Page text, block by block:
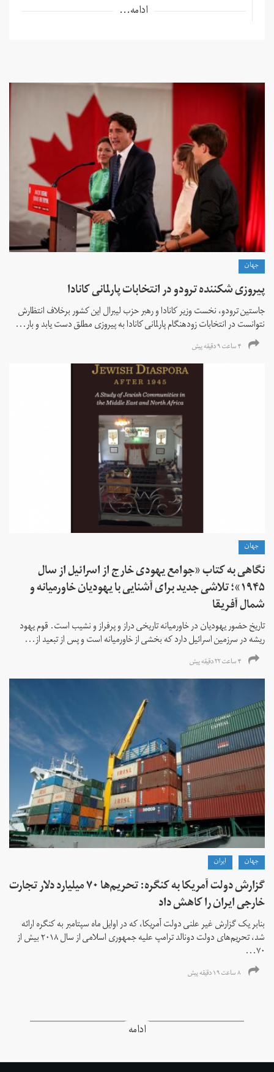
ادامه...
جهان
پیروزی شکننده ترودو در انتخابات پارلمانی کانادا
جاستین ترودو، نخست وزیر کانادا و رهبر حزب لیبرال این کشور برخلاف انتظارش
نتوانست در انتخابات زود‌هنگام پارلمانی کانادا به پیروزی مطلق دست یابد و بار...
۴ ساعت ۹ دقیقه پیش
جهان
نگاهی به کتاب «جوامع یهودی خارج از اسرائیل از سال
۱۹۴۵»؛ تلاشی جدید برای آشنایی با یهودیان خاورمیانه و
شمال آفریقا
تاریخ حضور یهودیان در خاورمیانه تاریخی دراز و پرفراز و نشیب است. قوم یهود
ریشه در سرزمین اسرائیل دارد که بخشی از خاورمیانه است و پس از تبعید از...
۴ ساعت ۲۲ دقیقه پیش
جهان ايران
گزارش دولت آمریکا به کنگره: تحریم‌ها ۷۰ میلیارد دلار تجارت
خارجی ایران را کاهش داد
بنابر یک گزارش غیر علنی دولت آمریکا، که در اوایل ماه سپتامبر به کنگره ارائه
شد، تحریم‌های دولت دونالد ترامپ علیه جمهوری اسلامی از سال ۲۰۱۸ بیش از
۷۰...
۸ ساعت ۱۹ دقیقه پیش
ادامه